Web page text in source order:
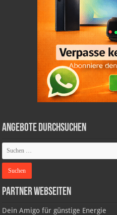
Angebote durchsuchen
Partner Webseiten
Dein Amigo für günstige Energie